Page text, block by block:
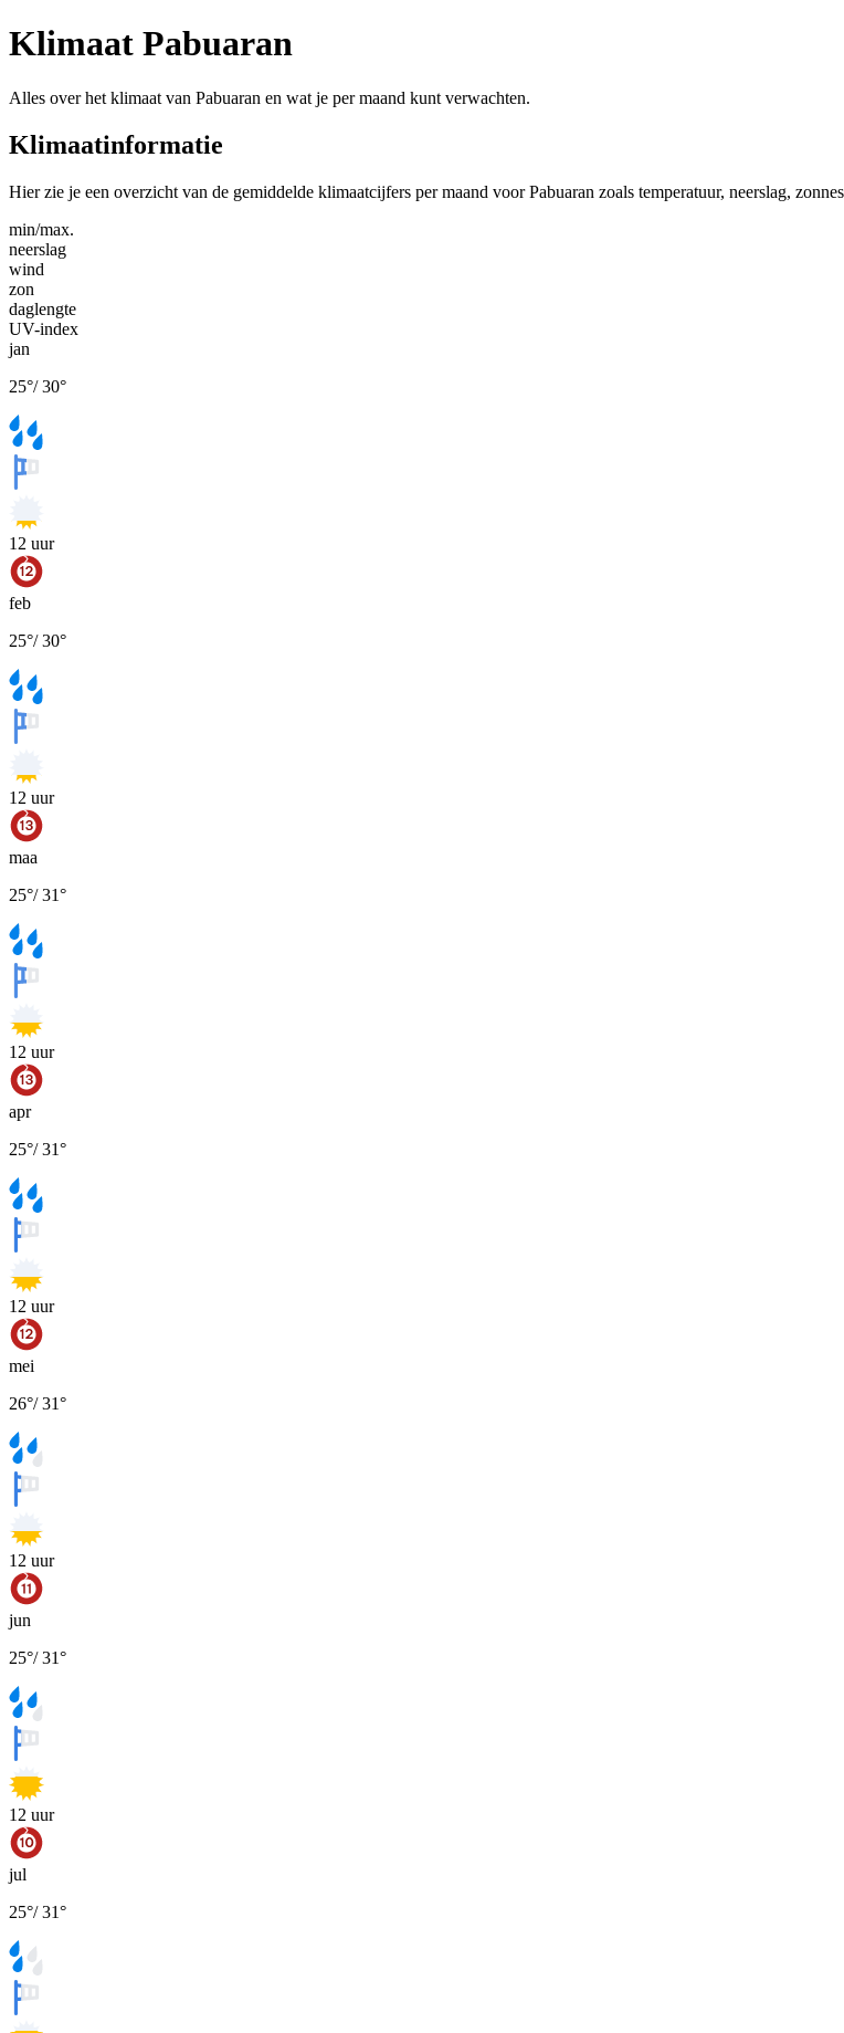
Klimaat Pabuaran
Alles over het klimaat van Pabuaran en wat je per maand kunt verwachten.
Klimaatinformatie
Hier zie je een overzicht van de gemiddelde klimaatcijfers per maand voor Pabuaran zoals temperatuur, neerslag,
min/max.
neerslag
wind
zon
daglengte
UV-index
jan
25°/30°
12 uur
feb
25°/30°
12 uur
maa
25°/31°
12 uur
apr
25°/31°
12 uur
mei
26°/31°
12 uur
jun
25°/31°
12 uur
jul
25°/31°